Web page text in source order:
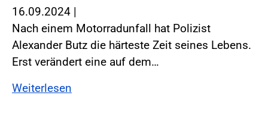
16.09.2024 |
Nach einem Motorradunfall hat Polizist
Alexander Butz die härteste Zeit seines Lebens.
Erst verändert eine auf dem…
Weiterlesen